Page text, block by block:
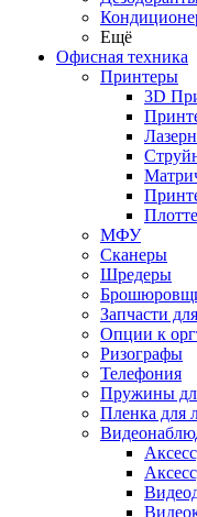
Ещё
Офисная техника
Принтеры
3D
МФУ
Сканеры
Шредеры
Запчасти
Опции к
Ризографы
Телефония
Пружины
Пленка для